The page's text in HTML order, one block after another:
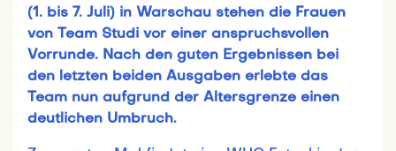
(1. bis 7. Juli) in Warschau stehen die Frauen
von Team Studi vor einer anspruchsvollen
Vorrunde. Nach den guten Ergebnissen bei
den letzten beiden Ausgaben erlebte das
Team nun aufgrund der Altersgrenze einen
deutlichen Umbruch.